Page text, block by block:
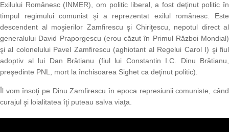
Exilului Românesc (INMER), om politic liberal, a fost deţinut politic în
timpul regimului comunist şi a reprezentat exilul românesc. Este
descendent al moşierilor Zamfirescu şi Chiriţescu, nepotul direct al
generalului David Praporgescu (erou căzut în Primul Război Mondial)
şi al colonelului Pavel Zamfirescu (aghiotant al Regelui Carol I) şi fiul
adoptiv al lui Dan Brătianu (fiul lui Constantin I.C. Dinu Brătianu,
preşedinte PNL, mort la închisoarea Sighet ca deţinut politic).
Îl vom însoţi pe Dinu Zamfirescu în epoca represiunii comuniste, când
curajul şi loialitatea îţi puteau salva viaţa.